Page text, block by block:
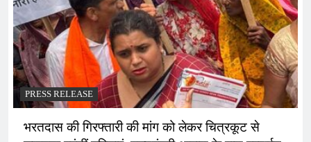
PRESS RELEASE
भरतदास की गिरफ्तारी की मांग को लेकर चित्रकूट से